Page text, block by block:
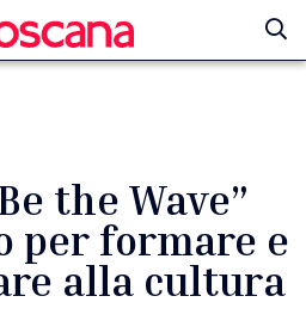
the Wave”
per formare e
alla cultura